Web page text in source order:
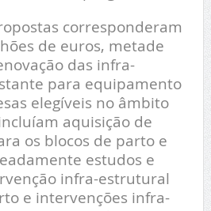
corresponderam
de euros, metade
das infra-
para equipamento
elegíveis no âmbito
aquisição de
os blocos de parto e
estudos e
infra-estrutural
e intervenções infra-